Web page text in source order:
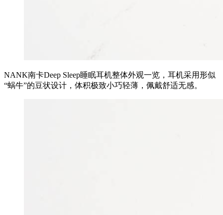
NANK南卡Deep Sleep睡眠耳机整体外观一览，耳机采用形似
“蜗牛”的豆状设计，体积极致小巧轻薄，佩戴舒适无感。